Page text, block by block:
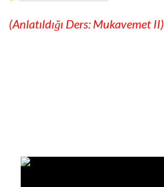
(Anlatıldığı Ders: Mukavemet II)